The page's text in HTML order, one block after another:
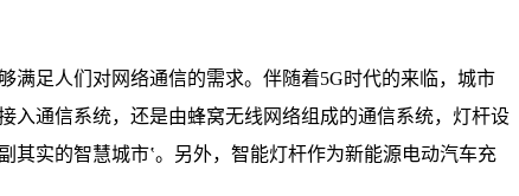
满足人们对网络通信的需求。伴随着5G时代的来临，城市
入通信系统，还是由蜂窝无线网络组成的通信系统，灯杆设
实的智慧城市‛。另外，智能灯杆作为新能源电动汽车充